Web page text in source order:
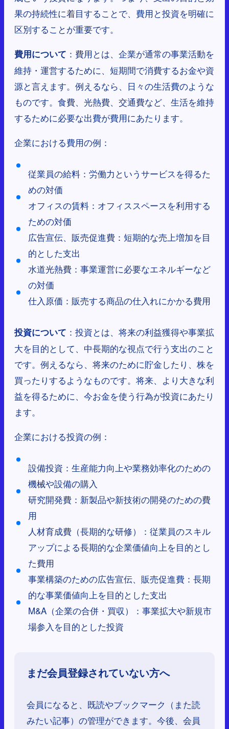
果の持続性に着目することで、費用と投資を明確に
区別することが重要です。
費用について ：費用とは、企業が通常の事業活動を
維持・運営するために、短期間で消費するお金や資
源と言えます。例えるなら、日々の生活費のような
ものです。食費、光熱費、交通費など、生活を維持
するために必要な出費が費用にあたります。
企業における費用の例：
従業員の給料：労働力というサービスを得るた
めの対価
オフィスの賃料：オフィススペースを利用する
ための対価
広告宣伝、販売促進費：短期的な売上増加を目
的とした支出
水道光熱費：事業運営に必要なエネルギーなど
の対価
仕入原価：販売する商品の仕入れにかかる費用
投資について ：投資とは、将来の利益獲得や事業拡
大を目的として、中長期的な視点で行う支出のこと
です。例えるなら、将来のために貯金したり、株を
買ったりするようなものです。将来、より大きな利
益を得るために、今お金を使う行為が投資にあたり
ます。
企業における投資の例：
設備投資：生産能力向上や業務効率化のための
機械や設備の購入
研究開発費：新製品や新技術の開発のための費
用
人材育成費（長期的な研修）：従業員のスキル
アップによる長期的な企業価値向上を目的とし
た費用
事業構築のための広告宣伝、販売促進費：長期
的な事業価値向上を目的とした支出
M&A（企業の合併・買収）：事業拡大や新規市
場参入を目的とした投資
まだ会員登録されていない方へ
会員になると、既読やブックマーク（また読
みたい記事）の管理ができます。今後、会員